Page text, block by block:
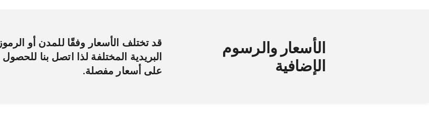
الأسعار والرسوم
الإضافية
قد تختلف الأسعار وفقًا للمدن أو الرموز
البريدية المختلفة لذا اتصل بنا للحصول
على أسعار مفصلة.